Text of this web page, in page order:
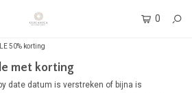
0
50% korting
met korting
date datum is verstreken of bijna is